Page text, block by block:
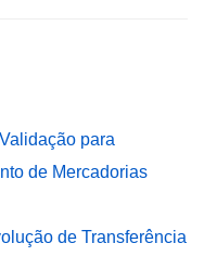
para
de Mercadorias
de Transferência